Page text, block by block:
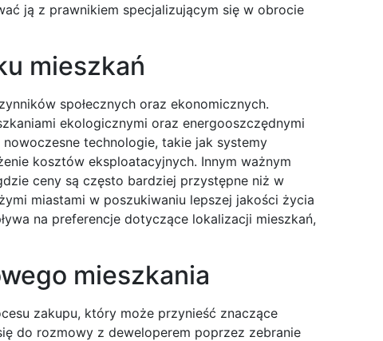
ją z prawnikiem specjalizującym się w obrocie
mieszkań
społecznych oraz ekonomicznych.
ekologicznymi oraz energooszczędnymi
technologie, takie jak systemy
kosztów eksploatacyjnych. Innym ważnym
ceny są często bardziej przystępne niż w
miastami w poszukiwaniu lepszej jakości życia
na preferencje dotyczące lokalizacji mieszkań,
mieszkania
zakupu, który może przynieść znaczące
do rozmowy z deweloperem poprzez zebranie